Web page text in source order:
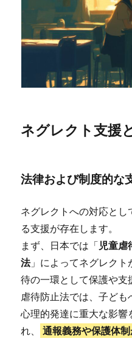
ネグレクト支援
法律および制度的な
ネグレクトへの対応とし
る支援が存在します。
まず、日本では「児童虐
法」によってネグレク
待の一環として保護や
虐待防止法では、子ども
心理的発達に重大な影響
れ、
通報義務や保護体